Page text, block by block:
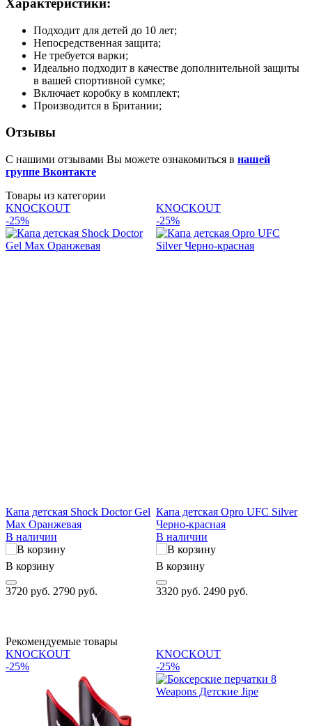
Характеристики:
Подходит для детей до 10 лет;
Непосредственная защита;
Не требуется варки;
Идеально подходит в качестве дополнительной защиты
в вашей спортивной сумке;
Включает коробку в комплект;
Производится в Британии;
Отзывы
С нашими отзывами Вы можете ознакомиться в нашей
группе Вконтакте
Товары из категории
KNOCKOUT
-25%
Капа детская Shock Doctor Gel
Max Оранжевая
В наличии
В корзину
3720 руб. 2790 руб.
KNOCKOUT
-25%
Капа детская Opro UFC Silver
Черно-красная
В наличии
В корзину
3320 руб. 2490 руб.
Рекомендуемые товары
KNOCKOUT
-25%
KNOCKOUT
-25%